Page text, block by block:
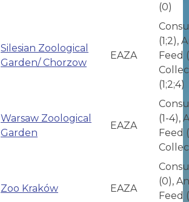
(0)
Silesian Zoological
Garden/ Chorzow
EAZA
(1;2),
Feed
(1;2;4)
Warsaw Zoological
Garden
EAZA
(1-4),
Feed
Zoo Kraków EAZA
(0),
Feed